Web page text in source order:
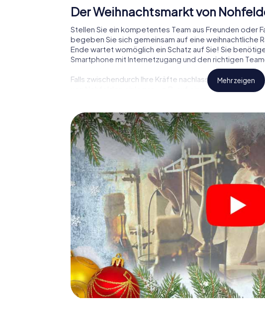
Der Weihnachtsmarkt von
Stellen Sie ein kompetentes Team aus Freunden oder
begeben Sie sich gemeinsam auf eine weihnachtliche
Ende wartet womöglich ein Schatz auf Sie! Sie
Smartphone mit Internetzugang und den richtigen
Falls zwischendurch Ihre Kräfte nachlassen, können
von Nohfelden einlegen – z.B. auf einem
Eine spannende Option für Ihre
Nohfelden
Das myCityHunt X-Mas Adventure eignet sich auch
Weihnachtsfeier in Nohfelden: So kann eine
Programm Ihrer Weihnachtsfeier in Nohfelden ergänzen.
Weihnachtsmarkt von Nohfelden wird mit dem X-Mas
bietet die Smartphone Schnitzeljagd alles was man
Nohfelden erwartet: Spaß, Teambuilding und eine
Gönnen Sie Ihren Kollegen also einen unvergesslichen
unser X-Mas Adventure als Programmpunkt Ihrer
Mehr zeigen